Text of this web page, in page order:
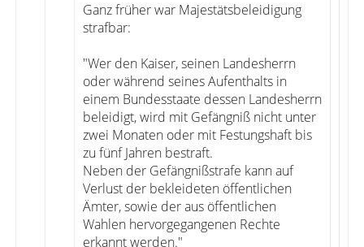
Ganz früher war Majestätsbeleidigung
strafbar:
"Wer den Kaiser, seinen Landesherrn
oder während seines Aufenthalts in
einem Bundesstaate dessen Landesherrn
beleidigt, wird mit Gefängniß nicht unter
zwei Monaten oder mit Festungshaft bis
zu fünf Jahren bestraft.
Neben der Gefängnißstrafe kann auf
Verlust der bekleideten öffentlichen
Ämter, sowie der aus öffentlichen
Wahlen hervorgegangenen Rechte
erkannt werden."